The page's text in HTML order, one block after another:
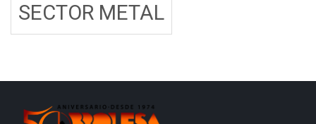
SECTOR METAL